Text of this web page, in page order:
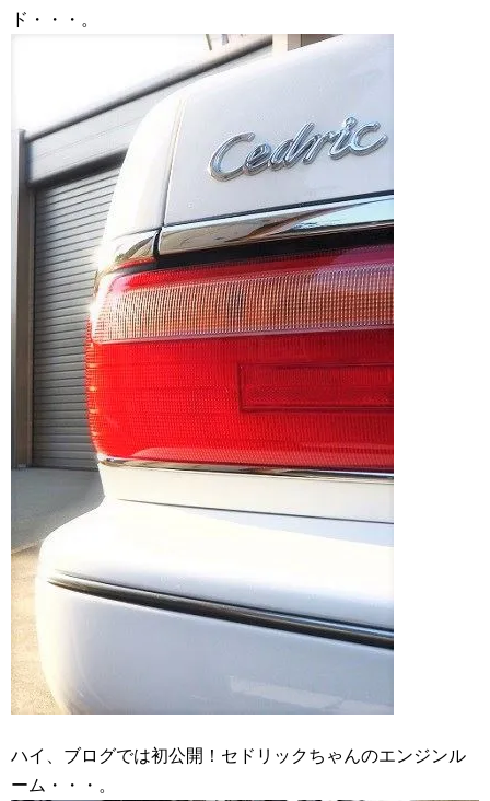
ド・・・。
ハイ、ブログでは初公開！セドリックちゃんのエンジンル
ーム・・・。